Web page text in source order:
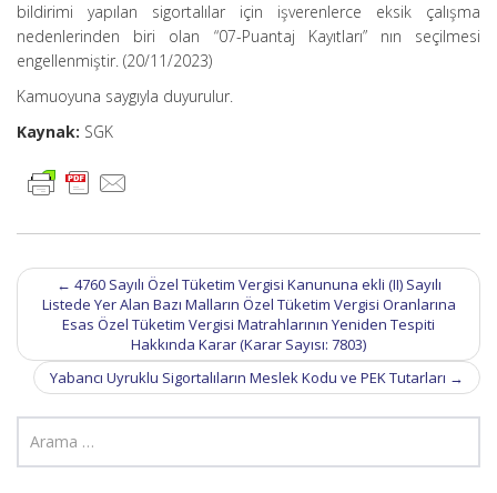
bildirimi yapılan sigortalılar için işverenlerce eksik çalışma
nedenlerinden biri olan “07-Puantaj Kayıtları” nın seçilmesi
engellenmiştir. (20/11/2023)
Kamuoyuna saygıyla duyurulur.
Kaynak: SGK
Post
navigation
← 4760 Sayılı Özel Tüketim Vergisi Kanununa ekli (II) Sayılı
Listede Yer Alan Bazı Malların Özel Tüketim Vergisi Oranlarına
Esas Özel Tüketim Vergisi Matrahlarının Yeniden Tespiti
Hakkında Karar (Karar Sayısı: 7803)
Yabancı Uyruklu Sigortalıların Meslek Kodu ve PEK Tutarları →